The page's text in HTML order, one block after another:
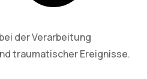
der Verarbeitung
traumatischer Ereignisse.